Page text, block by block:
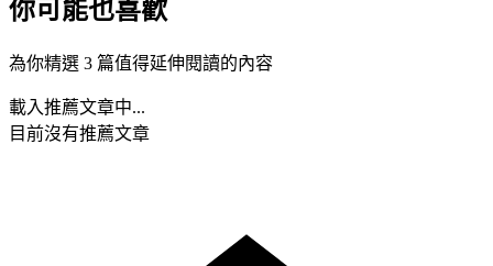
你可能也喜歡
為你精選 3 篇值得延伸閱讀的內容
載入推薦文章中...
目前沒有推薦文章